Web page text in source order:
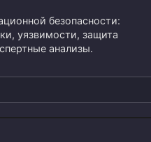
безопасности:
уязвимости, защита
анализы.